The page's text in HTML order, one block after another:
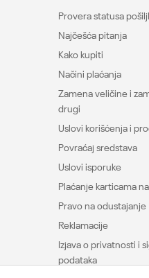
Provera statusa
Najčešća pitanja
Kako kupiti
Načini plaćanja
Zamena veličine i
drugi
Uslovi korišćenja i
Povraćaj sredstava
Uslovi isporuke
Plaćanje karticama
Pravo na odustajanje
Reklamacije
Izjava o privatnosti i
podataka